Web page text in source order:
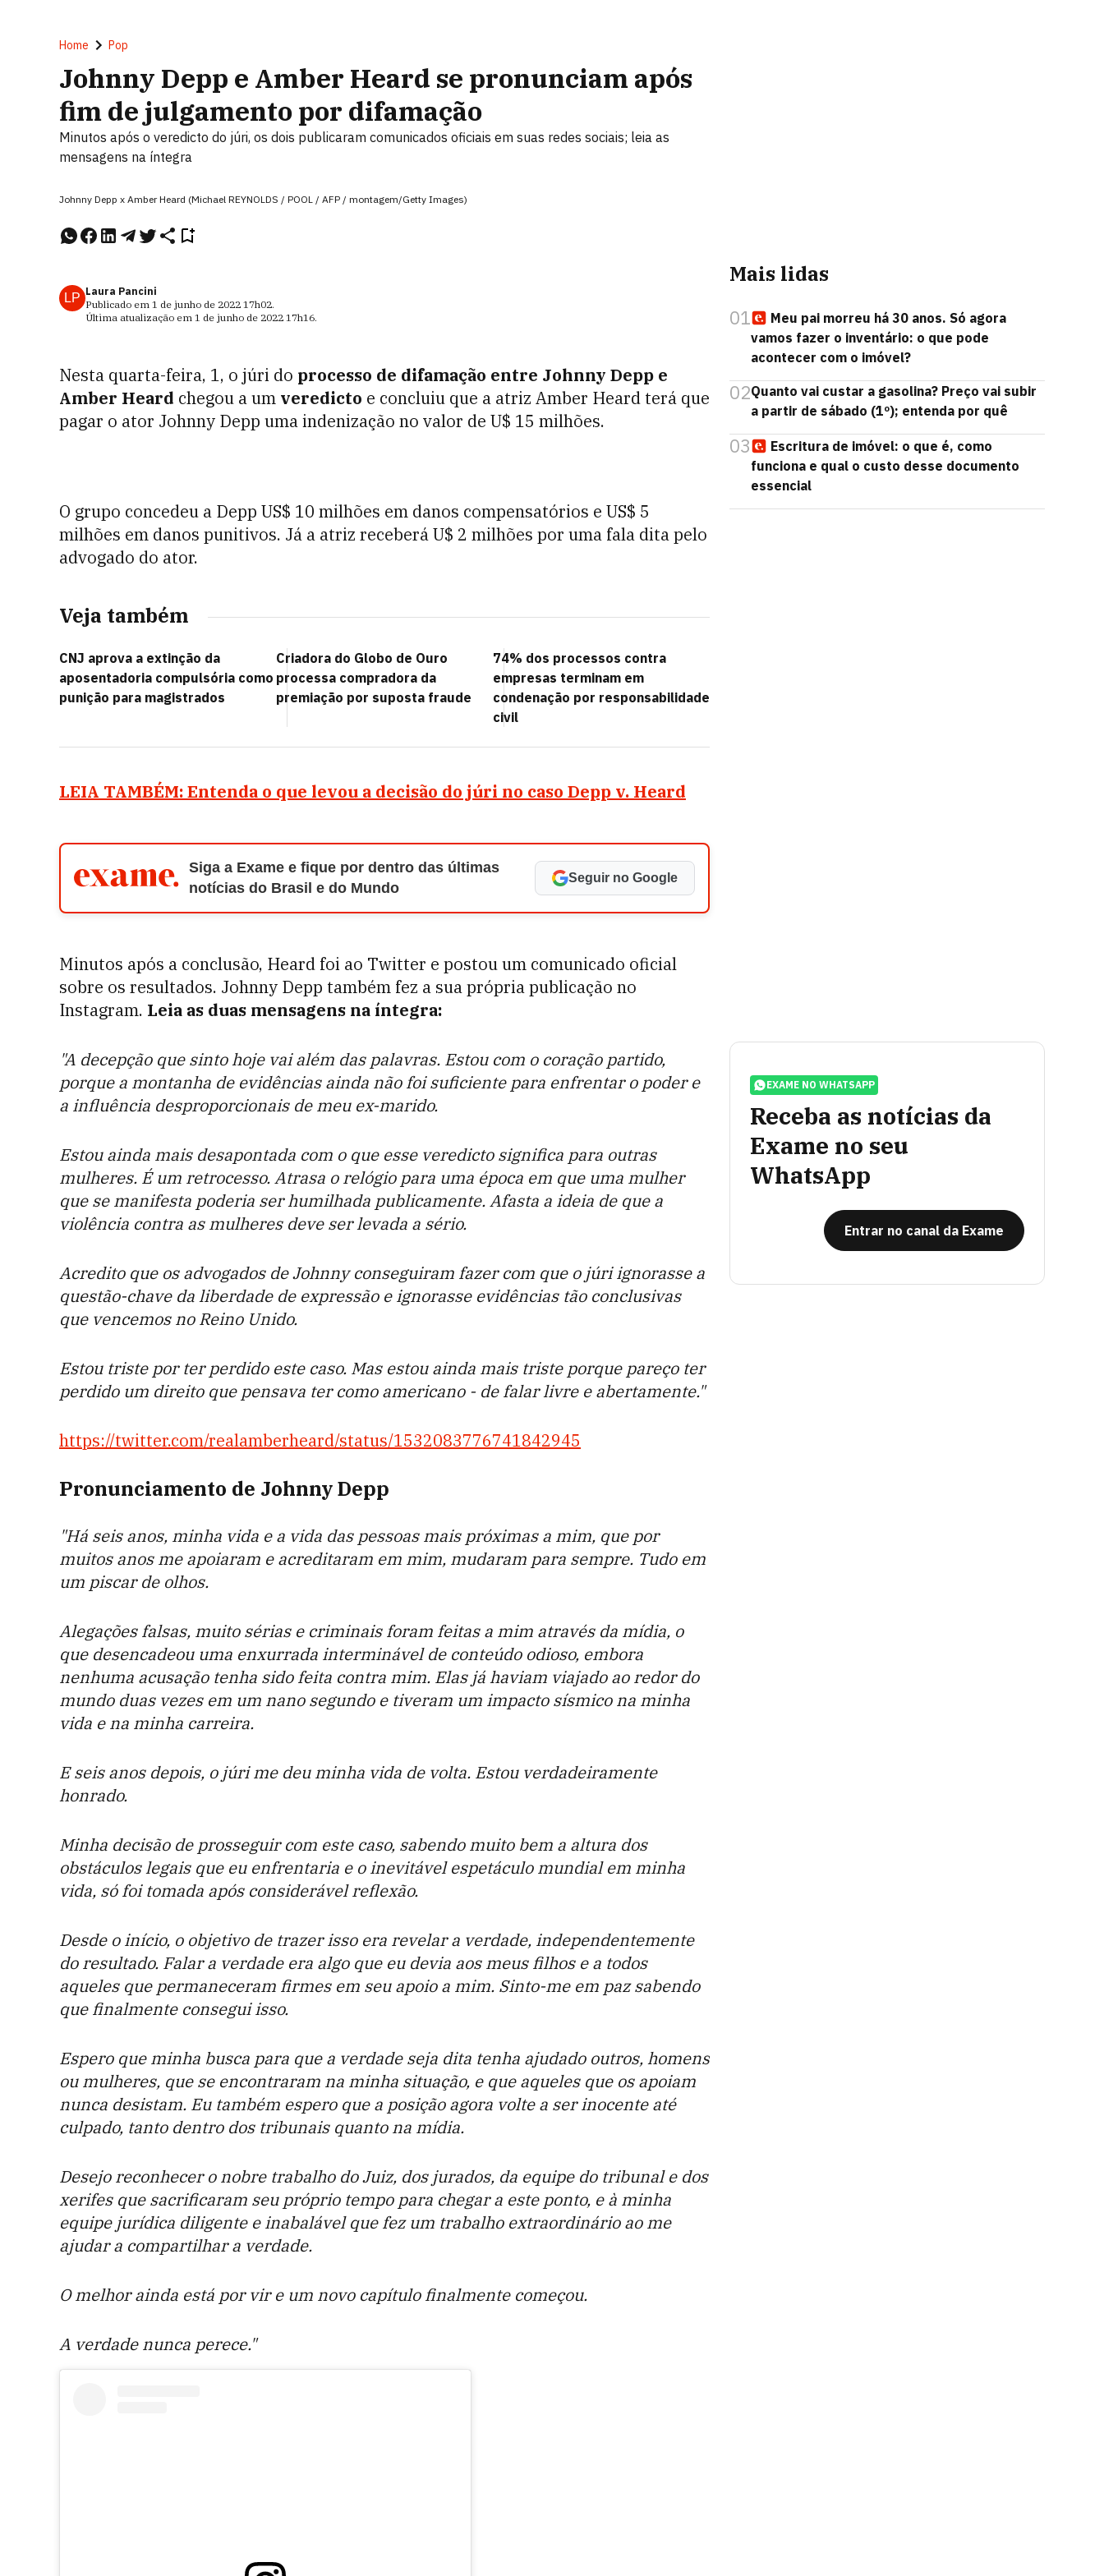
Home Pop
Johnny Depp e Amber Heard se pronunciam após
fim de julgamento por difamação
Minutos após o veredicto do júri, os dois publicaram comunicados oficiais em suas redes sociais; leia as
mensagens na íntegra
Johnny Depp x Amber Heard (Michael REYNOLDS / POOL / AFP / montagem/Getty Images)
LP Laura Pancini
Publicado em 1 de junho de 2022 17h02.
Última atualização em 1 de junho de 2022 17h16.
Nesta quarta-feira, 1, o júri do processo de difamação entre Johnny Depp e
Amber Heard chegou a um veredicto e concluiu que a atriz Amber Heard terá que
pagar o ator Johnny Depp uma indenização no valor de U$ 15 milhões.
O grupo concedeu a Depp US$ 10 milhões em danos compensatórios e US$ 5
milhões em danos punitivos. Já a atriz receberá U$ 2 milhões por uma fala dita pelo
advogado do ator.
Veja também
CNJ aprova a extinção da
aposentadoria compulsória como
punição para magistrados
Criadora do Globo de Ouro
processa compradora da
premiação por suposta fraude
74% dos processos contra
empresas terminam em
condenação por responsabilidade
civil
LEIA TAMBÉM: Entenda o que levou a decisão do júri no caso Depp v. Heard
Siga a Exame e fique por dentro das últimas
notícias do Brasil e do Mundo
Seguir no Google
Minutos após a conclusão, Heard foi ao Twitter e postou um comunicado oficial
sobre os resultados. Johnny Depp também fez a sua própria publicação no
Instagram. Leia as duas mensagens na íntegra:
"A decepção que sinto hoje vai além das palavras. Estou com o coração partido,
porque a montanha de evidências ainda não foi suficiente para enfrentar o poder e
a influência desproporcionais de meu ex-marido.
Estou ainda mais desapontada com o que esse veredicto significa para outras
mulheres. É um retrocesso. Atrasa o relógio para uma época em que uma mulher
que se manifesta poderia ser humilhada publicamente. Afasta a ideia de que a
violência contra as mulheres deve ser levada a sério.
Acredito que os advogados de Johnny conseguiram fazer com que o júri ignorasse a
questão-chave da liberdade de expressão e ignorasse evidências tão conclusivas
que vencemos no Reino Unido.
Estou triste por ter perdido este caso. Mas estou ainda mais triste porque pareço ter
perdido um direito que pensava ter como americano - de falar livre e abertamente."
https://twitter.com/realamberheard/status/1532083776741842945
Pronunciamento de Johnny Depp
"Há seis anos, minha vida e a vida das pessoas mais próximas a mim, que por
muitos anos me apoiaram e acreditaram em mim, mudaram para sempre. Tudo em
um piscar de olhos.
Alegações falsas, muito sérias e criminais foram feitas a mim através da mídia, o
que desencadeou uma enxurrada interminável de conteúdo odioso, embora
nenhuma acusação tenha sido feita contra mim. Elas já haviam viajado ao redor do
mundo duas vezes em um nano segundo e tiveram um impacto sísmico na minha
vida e na minha carreira.
E seis anos depois, o júri me deu minha vida de volta. Estou verdadeiramente
honrado.
Minha decisão de prosseguir com este caso, sabendo muito bem a altura dos
obstáculos legais que eu enfrentaria e o inevitável espetáculo mundial em minha
vida, só foi tomada após considerável reflexão.
Desde o início, o objetivo de trazer isso era revelar a verdade, independentemente
do resultado. Falar a verdade era algo que eu devia aos meus filhos e a todos
aqueles que permaneceram firmes em seu apoio a mim. Sinto-me em paz sabendo
que finalmente consegui isso.
Espero que minha busca para que a verdade seja dita tenha ajudado outros, homens
ou mulheres, que se encontraram na minha situação, e que aqueles que os apoiam
nunca desistam. Eu também espero que a posição agora volte a ser inocente até
culpado, tanto dentro dos tribunais quanto na mídia.
Desejo reconhecer o nobre trabalho do Juiz, dos jurados, da equipe do tribunal e dos
xerifes que sacrificaram seu próprio tempo para chegar a este ponto, e à minha
equipe jurídica diligente e inabalável que fez um trabalho extraordinário ao me
ajudar a compartilhar a verdade.
O melhor ainda está por vir e um novo capítulo finalmente começou.
A verdade nunca perece."
Mais lidas
01
Meu pai morreu há 30 anos. Só agora
vamos fazer o inventário: o que pode
acontecer com o imóvel?
02Quanto vai custar a gasolina? Preço vai subir
a partir de sábado (1º); entenda por quê
03
Escritura de imóvel: o que é, como
funciona e qual o custo desse documento
essencial
EXAME NO WHATSAPP
Receba as notícias da
Exame no seu
WhatsApp
Entrar no canal da Exame